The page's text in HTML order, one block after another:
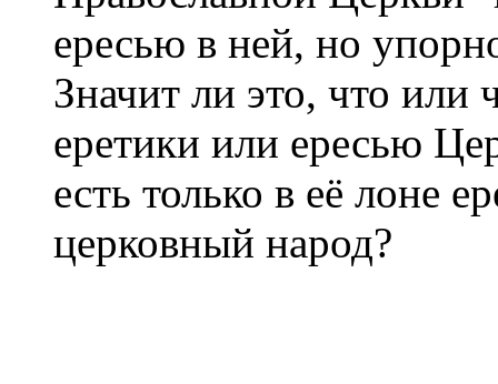
ересью в ней, но
Значит ли это, что или
еретики или ересью
есть только в её лоне
церковный народ?